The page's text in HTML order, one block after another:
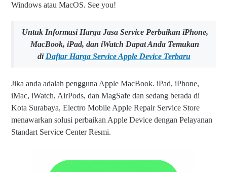
Windows atau MacOS. See you!
Untuk Informasi Harga Jasa Service Perbaikan iPhone,
MacBook, iPad, dan iWatch Dapat Anda Temukan
di Daftar Harga Service Apple Device Terbaru
Jika anda adalah pengguna Apple MacBook. iPad, iPhone,
iMac, iWatch, AirPods, dan MagSafe dan sedang berada di
Kota Surabaya, Electro Mobile Apple Repair Service Store
menawarkan solusi perbaikan Apple Device dengan Pelayanan
Standart Service Center Resmi.